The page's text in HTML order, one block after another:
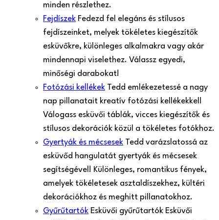
minden részlethez.
Fejdíszek Fedezd fel elegáns és stílusos
fejdíszeinket, melyek tökéletes kiegészítők
esküvőkre, különleges alkalmakra vagy akár
mindennapi viselethez. Válassz egyedi,
minőségi darabokat!
Fotózási kellékek Tedd emlékezetessé a nagy
nap pillanatait kreatív fotózási kellékekkel!
Válogass esküvői táblák, vicces kiegészítők és
stílusos dekorációk közül a tökéletes fotókhoz.
Gyertyák és mécsesek Tedd varázslatossá az
esküvőd hangulatát gyertyák és mécsesek
segítségével! Különleges, romantikus fények,
amelyek tökéletesek asztaldíszekhez, kültéri
dekorációkhoz és meghitt pillanatokhoz.
Gyűrűtartók Esküvői gyűrűtartók Esküvői